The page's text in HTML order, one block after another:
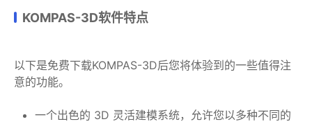
KOMPAS-3D软件特点
以下是免费下载KOMPAS-3D后您将体验到的一些值得注
意的功能。
一个出色的 3D 灵活建模系统，允许您以多种不同的